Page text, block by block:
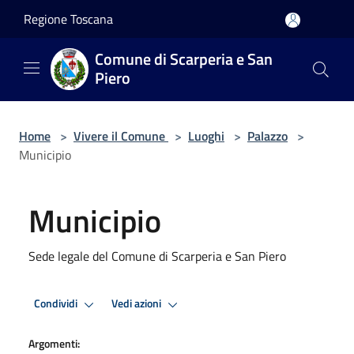
Regione Toscana
Comune di Scarperia e San
Piero
Home > Vivere il Comune > Luoghi > Palazzo >
Municipio
Municipio
Sede legale del Comune di Scarperia e San Piero
Condividi Vedi azioni
Argomenti: